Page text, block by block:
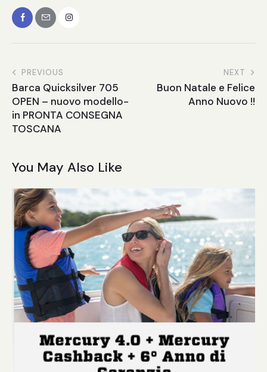
PREVIOUS
Barca Quicksilver 705
OPEN – nuovo modello-
in PRONTA CONSEGNA
TOSCANA
NEXT
Buon Natale e Felice
Anno Nuovo !!
You May Also Like